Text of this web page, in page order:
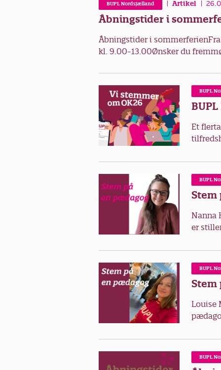
BUPL Nordsjælland Artikel
Åbningstider i
Åbningstider i
kl. 9.00-13.00Ønsker du
BUPL
Et
BUPL
Stem
Nanna
er
BUPL
Stem
Louise
BUPL